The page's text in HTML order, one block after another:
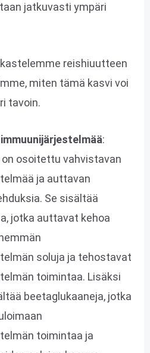
jatkuvasti ympäri
reishiuutteen
miten tämä kasvi voi
tavoin.
:
osoitettu vahvistavan
ja auttavan
Se sisältää
jotka auttavat kehoa
soluja ja tehostavat
toimintaa. Lisäksi
beetaglukaaneja, jotka
toimintaa ja